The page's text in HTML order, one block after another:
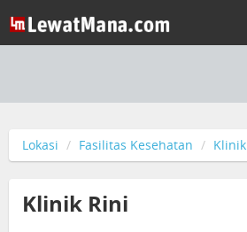
Lokasi Fasilitas Kesehatan Klinik
Klinik Rini